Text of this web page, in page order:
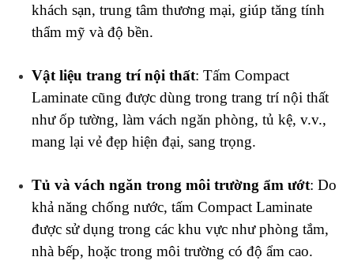
khách sạn, trung tâm thương mại, giúp tăng tính
thẩm mỹ và độ bền.
Vật liệu trang trí nội thất: Tấm Compact
Laminate cũng được dùng trong trang trí nội thất
như ốp tường, làm vách ngăn phòng, tủ kệ, v.v.,
mang lại vẻ đẹp hiện đại, sang trọng.
Tủ và vách ngăn trong môi trường ẩm ướt: Do
khả năng chống nước, tấm Compact Laminate
được sử dụng trong các khu vực như phòng tắm,
nhà bếp, hoặc trong môi trường có độ ẩm cao.